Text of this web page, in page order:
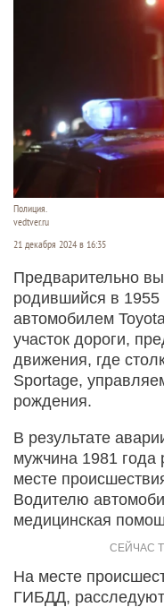
Полиция.
vedtver.ru
21 декабря 2024 в 16:35
Предварительно
родившийся в 1955
автомобилем
участок дороги,
движения, где
Sportage,
рождения.
В результате
мужчина 1981 года
месте
Водителю
медицинская
На месте
ГИБДД,